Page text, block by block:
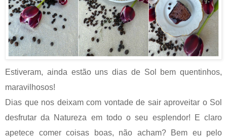
Estiveram, ainda estão uns dias de Sol bem quentinhos,
maravilhosos!
Dias que nos deixam com vontade de sair aproveitar o Sol
desfrutar da Natureza em todo o seu esplendor! E claro
apetece comer coisas boas, não acham? Bem eu pelo